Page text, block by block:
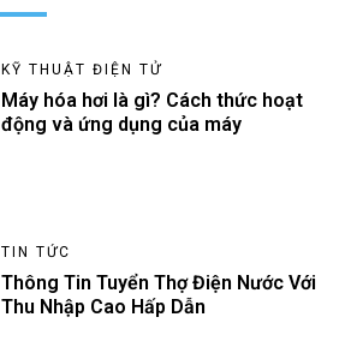
KỸ THUẬT ĐIỆN TỬ
Máy hóa hơi là gì? Cách thức hoạt
động và ứng dụng của máy
TIN TỨC
Thông Tin Tuyển Thợ Điện Nước Với
Thu Nhập Cao Hấp Dẫn